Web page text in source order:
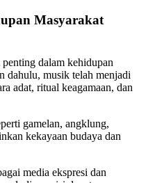
Masyarakat
dalam kehidupan
dahulu, musik telah menjadi
adat, ritual keagamaan, dan
gamelan, angklung,
kekayaan budaya dan
media ekspresi dan